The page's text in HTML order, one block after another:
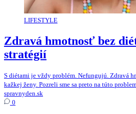
LIFESTYLE
Zdravá hmotnosť bez
stratégií
S diétami je vždy problém. Nefungujú. Zdravá
kažkej ženy. Pozreli sme sa preto na túto
spravnyden.sk
0